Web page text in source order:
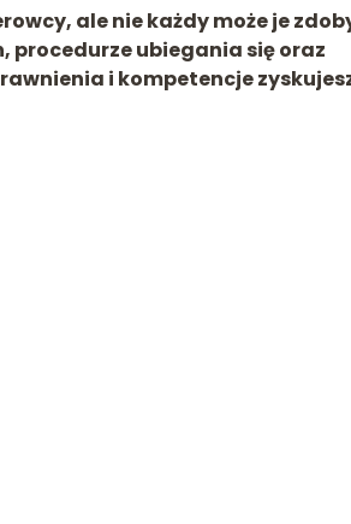
ale nie każdy może je
procedurze ubiegania się oraz
i kompetencje